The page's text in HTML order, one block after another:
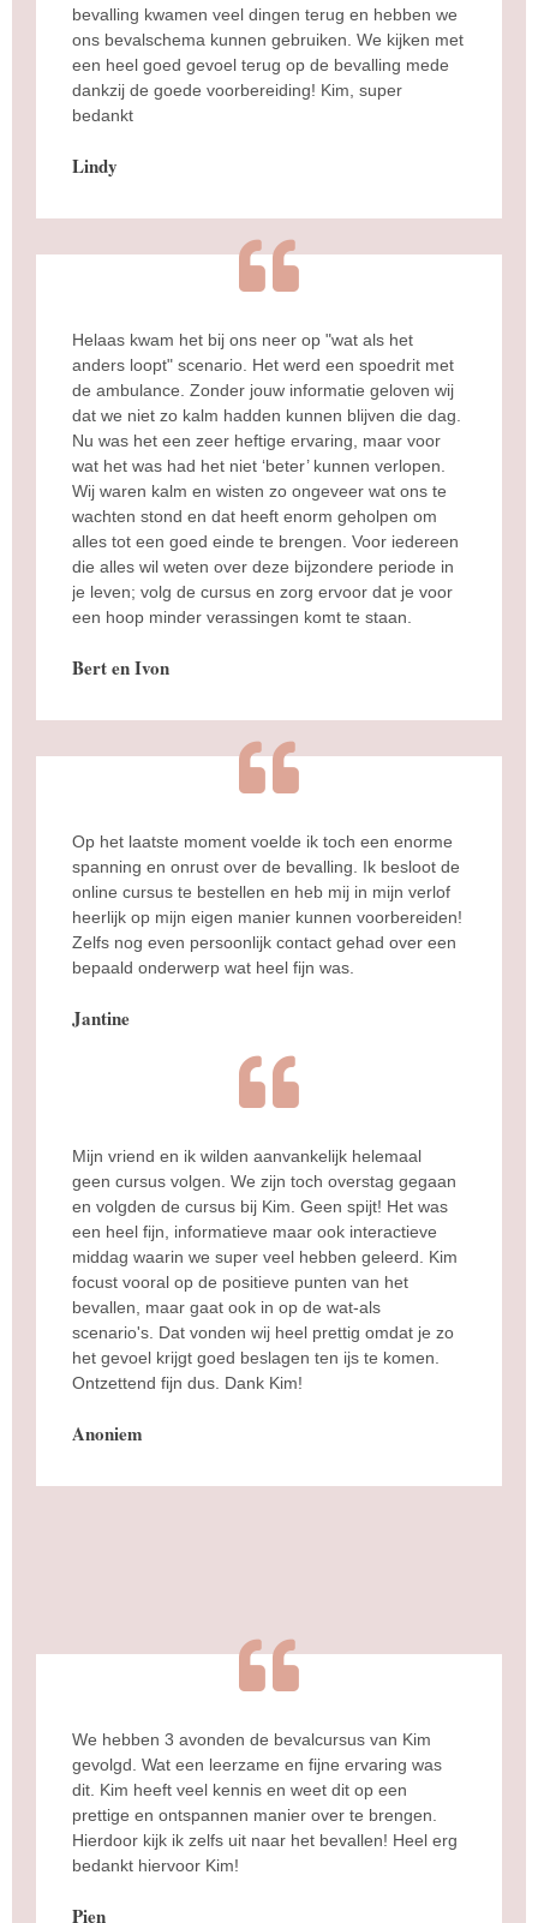
bevalling kwamen veel dingen terug en hebben we
ons bevalschema kunnen gebruiken. We kijken met
een heel goed gevoel terug op de bevalling mede
dankzij de goede voorbereiding! Kim, super
bedankt
Lindy
Helaas kwam het bij ons neer op "wat als het
anders loopt" scenario. Het werd een spoedrit met
de ambulance. Zonder jouw informatie geloven wij
dat we niet zo kalm hadden kunnen blijven die dag.
Nu was het een zeer heftige ervaring, maar voor
wat het was had het niet ‘beter’ kunnen verlopen.
Wij waren kalm en wisten zo ongeveer wat ons te
wachten stond en dat heeft enorm geholpen om
alles tot een goed einde te brengen. Voor iedereen
die alles wil weten over deze bijzondere periode in
je leven; volg de cursus en zorg ervoor dat je voor
een hoop minder verassingen komt te staan.
Bert en Ivon
Op het laatste moment voelde ik toch een enorme
spanning en onrust over de bevalling. Ik besloot de
online cursus te bestellen en heb mij in mijn verlof
heerlijk op mijn eigen manier kunnen voorbereiden!
Zelfs nog even persoonlijk contact gehad over een
bepaald onderwerp wat heel fijn was.
Jantine
Mijn vriend en ik wilden aanvankelijk helemaal
geen cursus volgen. We zijn toch overstag gegaan
en volgden de cursus bij Kim. Geen spijt! Het was
een heel fijn, informatieve maar ook interactieve
middag waarin we super veel hebben geleerd. Kim
focust vooral op de positieve punten van het
bevallen, maar gaat ook in op de wat-als
scenario's. Dat vonden wij heel prettig omdat je zo
het gevoel krijgt goed beslagen ten ijs te komen.
Ontzettend fijn dus. Dank Kim!
Anoniem
We hebben 3 avonden de bevalcursus van Kim
gevolgd. Wat een leerzame en fijne ervaring was
dit. Kim heeft veel kennis en weet dit op een
prettige en ontspannen manier over te brengen.
Hierdoor kijk ik zelfs uit naar het bevallen! Heel erg
bedankt hiervoor Kim!
Pien